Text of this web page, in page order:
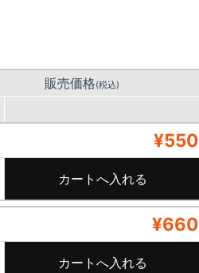
販売価格(税込)
¥550
¥660